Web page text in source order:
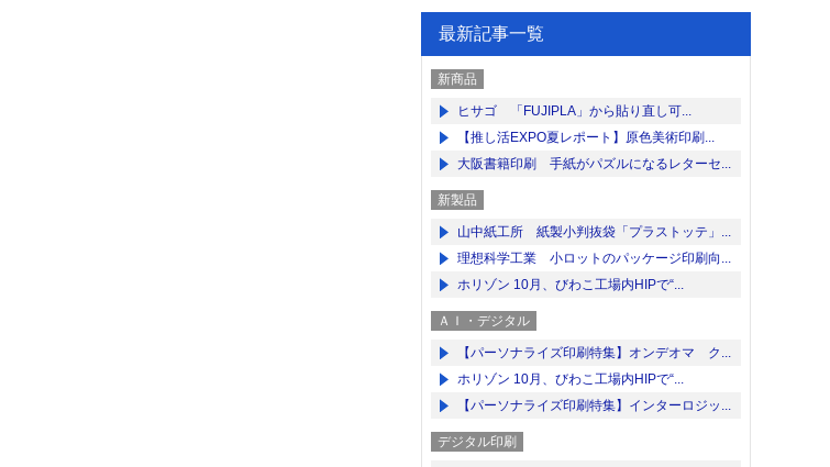
最新記事一覧
新商品
ヒサゴ 「FUJIPLA」から貼り直し可...
【推し活EXPO夏レポート】原色美術印刷...
大阪書籍印刷 手紙がパズルになるレターセ...
新製品
山中紙工所 紙製小判抜袋「プラストッテ」...
理想科学工業 小ロットのパッケージ印刷向...
ホリゾン 10月、びわこ工場内HIPで“...
ＡＩ・デジタル
【パーソナライズ印刷特集】オンデオマ ク...
ホリゾン 10月、びわこ工場内HIPで“...
【パーソナライズ印刷特集】インターロジッ...
デジタル印刷